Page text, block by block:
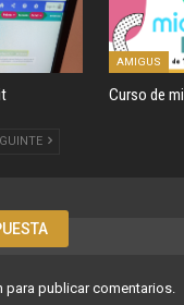
AMIGUS
Curso de
para publicar comentarios.